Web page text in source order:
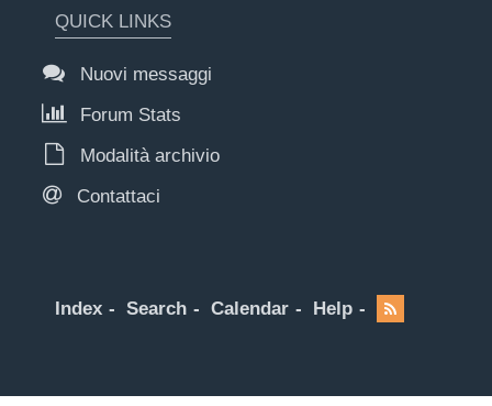
QUICK LINKS
Nuovi messaggi
Forum Stats
Modalità archivio
Contattaci
Index Search Calendar Help